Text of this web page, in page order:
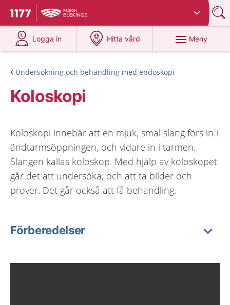
Till startsidan för 1177
Du har valt region
Logga in
på 1177.se
Hitta vård
på 1177.se
Meny
Undersökning och behandling med endoskopi
Koloskopi
Koloskopi innebär att en mjuk, smal slang förs in i
ändtarmsöppningen, och vidare in i tarmen.
Slangen kallas koloskop. Med hjälp av koloskopet
går det att undersöka, och att ta bilder och
prover. Det går också att få behandling.
Förberedelser